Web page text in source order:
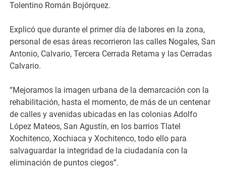
Tolentino Román Bojórquez.
Explicó que durante el primer día de labores en la zona,
personal de esas áreas recorrieron las calles Nogales, San
Antonio, Calvario, Tercera Cerrada Retama y las Cerradas
Calvario.
“Mejoramos la imagen urbana de la demarcación con la
rehabilitación, hasta el momento, de más de un centenar
de calles y avenidas ubicadas en las colonias Adolfo
López Mateos, San Agustín, en los barrios Tlatel
Xochitenco, Xochiaca y Xochitenco, todo ello para
salvaguardar la integridad de la ciudadanía con la
eliminación de puntos ciegos”.